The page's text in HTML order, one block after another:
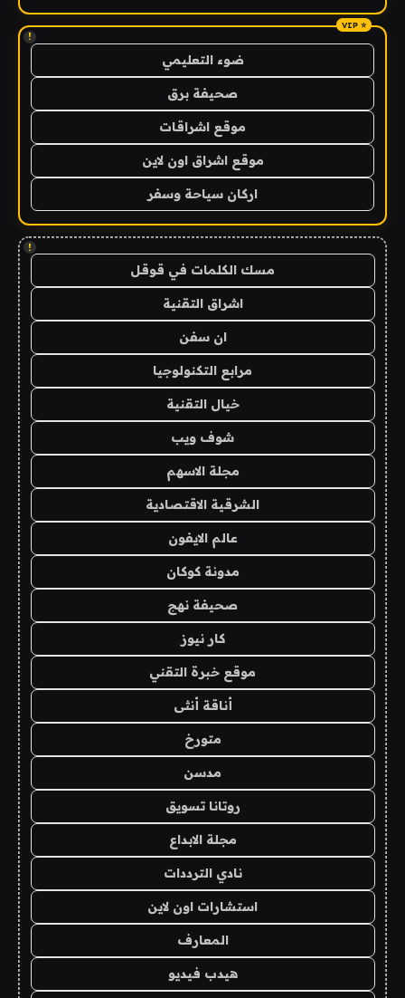
!
ضوء التعليمي
صحيفة برق
موقع اشراقات
موقع اشراق اون لاين
اركان سياحة وسفر
!
مسك الكلمات في قوقل
اشراق التقنية
ان سفن
مرابع التكنولوجيا
خيال التقنية
شوف ويب
مجلة الاسهم
الشرقية الاقتصادية
عالم الايفون
مدونة كوكان
صحيفة نهج
كار نيوز
موقع خبرة التقني
أناقة أنثى
متورخ
مدسن
روتانا تسويق
مجلة الابداع
نادي الترددات
استشارات اون لاين
المعارف
هيدب فيديو